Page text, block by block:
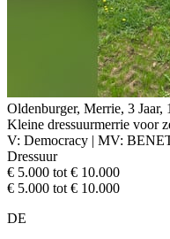
Oldenburger, Merrie, 3 Jaar,
Kleine dressuurmerrie voor
V: Democracy | MV:
Dressuur
€ 5.000 tot € 10.000
€ 5.000 tot € 10.000
DE